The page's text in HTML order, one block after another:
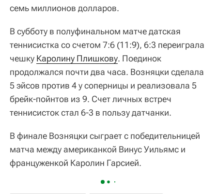
семь миллионов долларов.
В субботу в полуфинальном матче датская
теннисистка со счетом 7:6 (11:9), 6:3 переиграла
чешку Каролину Плишкову. Поединок
продолжался почти два часа. Возняцки сделала
5 эйсов против 4 у соперницы и реализовала 5
брейк-пойнтов из 9. Счет личных встреч
теннисисток стал 6-3 в пользу датчанки.
В финале Возняцки сыграет с победительницей
матча между американкой Винус Уильямс и
француженкой Каролин Гарсией.